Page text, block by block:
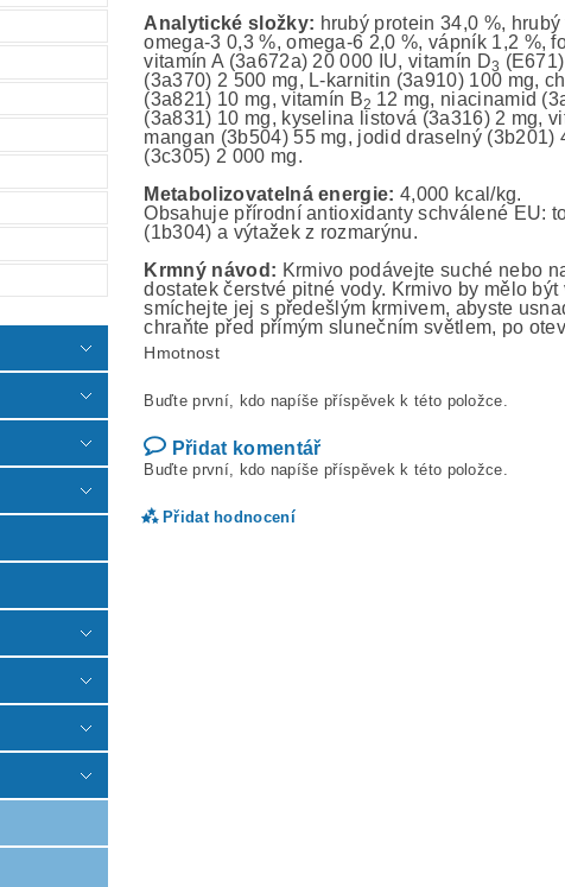
Analytické složky: hrubý protein 34,0 %,
omega-3 0,3 %, omega-6 2,0 %, vápník 1,2 %,
vitamín A (3a672a) 20 000 IU, vitamín D3
(3a370) 2 500 mg, L-karnitin (3a910) 100 mg,
(3a821) 10 mg, vitamín B2 12 mg, niacinamid
(3a831) 10 mg, kyselina listová (3a316) 2 mg,
mangan (3b504) 55 mg, jodid draselný
(3c305) 2 000 mg.
Metabolizovatelná energie:4,000 kcal/kg.
Obsahuje přírodní antioxidanty schválené EU:
(1b304) a výtažek z rozmarýnu.
Krmný návod: Krmivo podávejte suché nebo
dostatek čerstvé pitné vody. Krmivo by mělo
smíchejte jej s předešlým krmivem, abyste
chraňte před přímým slunečním světlem, po
Hmotnost
Buďte první, kdo napíše příspěvek k této položce.
Přidat komentář
Buďte první, kdo napíše příspěvek k této položce.
Přidat hodnocení